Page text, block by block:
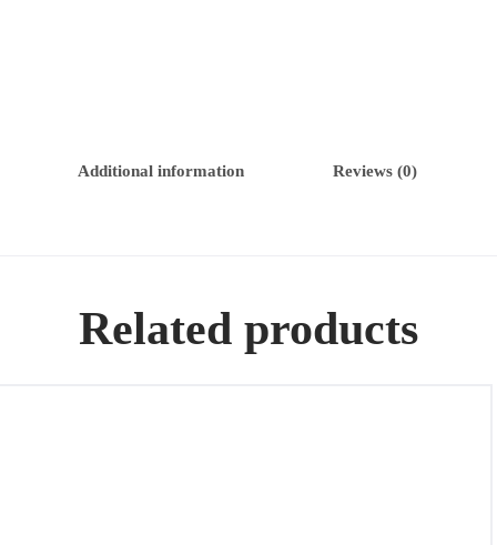
Additional information Reviews (0)
Related products